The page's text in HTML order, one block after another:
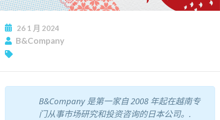
26 1 月 2024
B&Company
B&Company 是第一家自 2008 年起在越南专
门从事市场研究和投资咨询的日本公司。.